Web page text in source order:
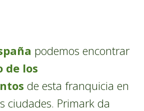
podemos encontrar
de los
de esta franquicia en
ciudades. Primark da